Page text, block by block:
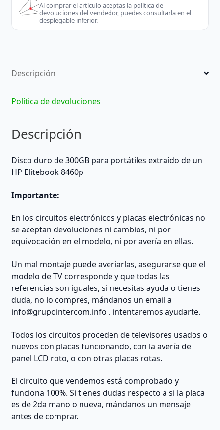
Al comprar el artículo aceptas la política de
devoluciones del vendedor, puedes consultarla en el
desplegable inferior.
Descripción
Política de devoluciones
Descripción
Disco duro de 300GB para portátiles extraído de un
HP Elitebook 8460p
Importante:
En los circuitos electrónicos y placas electrónicas no
se aceptan devoluciones ni cambios, ni por
equivocación en el modelo, ni por avería en ellas.
Un mal montaje puede averiarlas, asegurarse que el
modelo de TV corresponde y que todas las
referencias son iguales, si necesitas ayuda o tienes
duda, no lo compres, mándanos un email a
info@grupointercom.info , intentaremos ayudarte.
Todos los circuitos proceden de televisores usados o
nuevos con placas funcionando, con la avería de
panel LCD roto, o con otras placas rotas.
El circuito que vendemos está comprobado y
funciona 100%. Si tienes dudas respecto a si la placa
es de 2da mano o nueva, mándanos un mensaje
antes de comprar.